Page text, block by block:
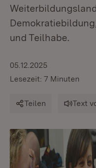
und Teilhabe.
05.12.2025
Lesezeit: 7 Minuten
Teilen Text